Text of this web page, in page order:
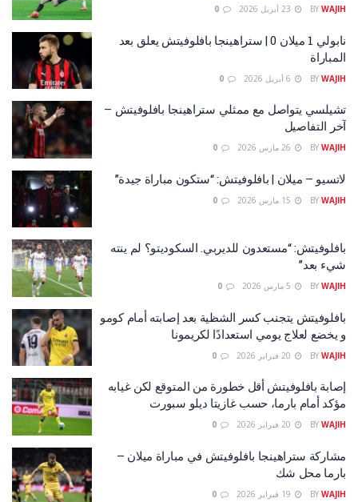
BY WAJIH
نابولي 1 ميلان 0 | ستراهينجا بافلوفيتش يعلق بعد
المباراة
BY WAJIH
تشيلسي يتواصل مع ممثلي ستراهينجا بافلوفيتش –
آخر التفاصيل
BY WAJIH
لاتسيو – ميلان | بافلوفيتش: “ستكون مباراة جيدة”
BY WAJIH
بافلوفيتش: “مستعدون للديربي. السكوديتو؟ لم ينته
شيء بعد”
BY WAJIH
بافلوفيتش يتجنب كسر الشظية بعد إصابته أمام كومو
و يخضع لعلاج يومي استعدادًا لكريمونا
BY WAJIH
إصابة بافلوفيتش أقل خطورة من المتوقع لكن غيابه
مؤكد أمام بارما، حسب غازيتا ديلو سبورت
BY WAJIH
مشاركة ستراهينجا بافلوفيتش في مباراة ميلان –
بارما محل شك
BY WAJIH